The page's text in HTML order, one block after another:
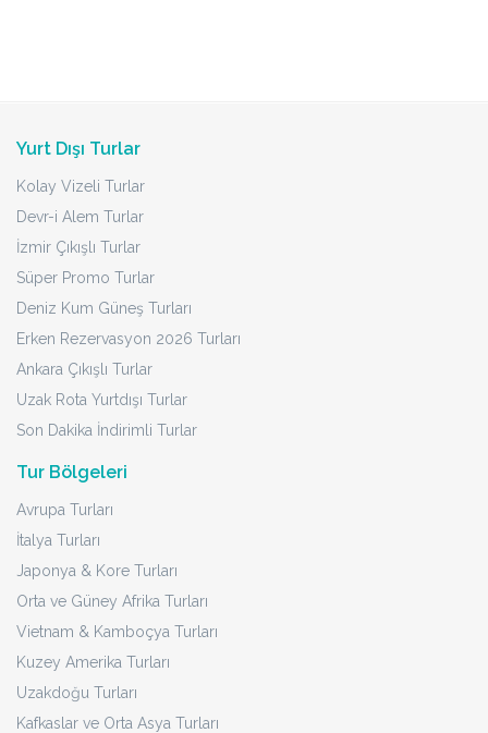
Yurt Dışı Turlar
Kolay Vizeli Turlar
Devr-i Alem Turlar
İzmir Çıkışlı Turlar
Süper Promo Turlar
Deniz Kum Güneş Turları
Erken Rezervasyon 2026 Turları
Ankara Çıkışlı Turlar
Uzak Rota Yurtdışı Turlar
Son Dakika İndirimli Turlar
Tur Bölgeleri
Avrupa Turları
İtalya Turları
Japonya & Kore Turları
Orta ve Güney Afrika Turları
Vietnam & Kamboçya Turları
Kuzey Amerika Turları
Uzakdoğu Turları
Kafkaslar ve Orta Asya Turları